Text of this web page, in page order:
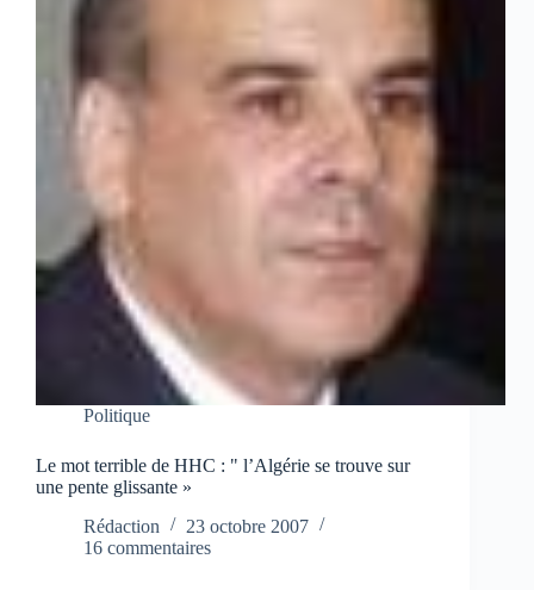
Politique
Le mot terrible de HHC : " l’Algérie se trouve sur
une pente glissante »
Rédaction
23 octobre 2007
16 commentaires